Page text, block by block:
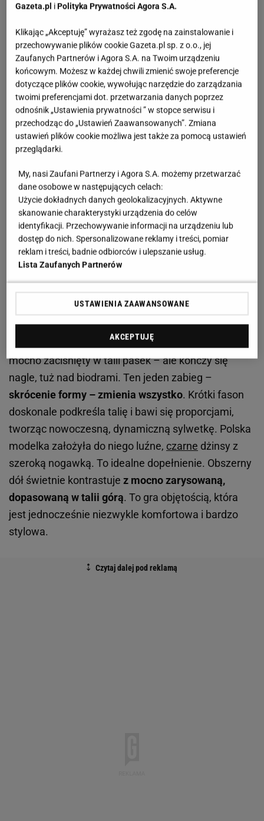
Stylizacja Karoliny Pisarek – zdekonstruowany
trencz
W centrum całej stylizacji znalazł się krótkitrenczw
odcieniu głębokiego, czekoladowego brązu. Ten
płaszcz zachowuje wszystkie atrybuty klasycznego
modelu – szerokie klapy, pagony na ramionach i
mocno zaciśnięty w talii pasek – ale kończy się
nagle, tuż nad biodrami. Ten jeden zabieg –
skrócenie formy – zmienia wszystko. Krótki fason
doskonale podkreśla talię i bawi się proporcjami,
tworząc nowoczesną, dynamiczną sylwetkę. Polska
modelka założyła do niego luźne, czarne dżinsy z
szeroką nogawką. To idealne dopełnienie. Obszerny
dół świetnie kontrastuje z mocno zarysowaną,
dopasowaną w talii górą. To gra objętością, która
jest jednocześnie niezwykle komfortowa i bardzo
stylowa.
Gazeta.pl iPolityka Prywatności Agora S.A.
Klikając „Akceptuję” wyrażasz też zgodę na zainstalowanie i
przechowywanie plików cookie Gazeta.pl sp. z o.o., jej
Zaufanych Partnerów i Agora S.A. na Twoim urządzeniu
końcowym. Możesz w każdej chwili zmienić swoje preferencje
dotyczące plików cookie, wywołując narzędzie do zarządzania
twoimi preferencjami dot. przetwarzania danych poprzez
odnośnik „Ustawienia prywatności ” w stopce serwisu i
przechodząc do „Ustawień Zaawansowanych”. Zmiana
ustawień plików cookie możliwa jest także za pomocą ustawień
przeglądarki.
My, nasi Zaufani Partnerzy i Agora S.A. możemy przetwarzać
dane osobowe w następujących celach:
Użycie dokładnych danych geolokalizacyjnych. Aktywne
skanowanie charakterystyki urządzenia do celów
identyfikacji. Przechowywanie informacji na urządzeniu lub
dostęp do nich. Spersonalizowane reklamy i treści, pomiar
reklam i treści, badnie odbiorców i ulepszanie usług.
Lista Zaufanych Partnerów
USTAWIENIA ZAAWANSOWANE
AKCEPTUJĘ